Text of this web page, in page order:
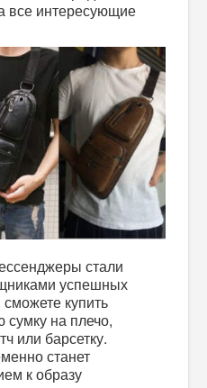
все интересующие
стали
успешных
купить
на плечо,
или барсетку.
станет
к образу